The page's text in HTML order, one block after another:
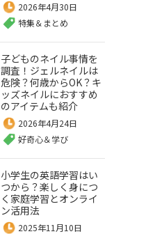
2026年4月30日
特集＆まとめ
子どものネイル事情を
調査！ジェルネイルは
危険？何歳からOK？キ
ッズネイルにおすすめ
のアイテムも紹介
2026年4月24日
好奇心＆学び
小学生の英語学習はい
つから？楽しく身につ
く家庭学習とオンライ
ン活用法
2025年11月10日